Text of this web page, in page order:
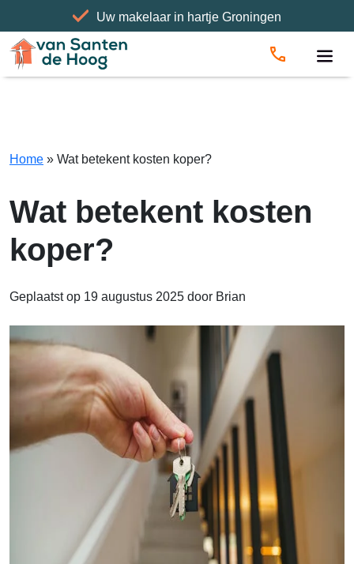
Uw makelaar in hartje Groningen
Wat betekent kosten koper?
Home » Wat betekent kosten koper?
Wat betekent kosten
koper?
Geplaatst op 19 augustus 2025 door Brian